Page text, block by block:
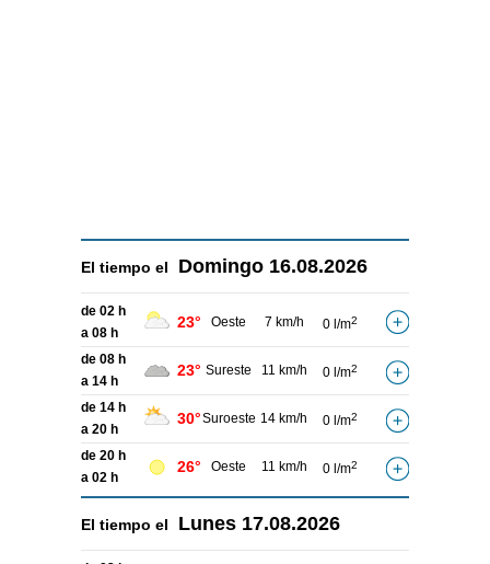
El tiempo el Domingo 16.08.2026
de 02 h
a 08 h
23° Oeste 7 km/h 0 l/m2
de 08 h
a 14 h
23° Sureste 11 km/h 0 l/m2
de 14 h
a 20 h
30°Suroeste 14 km/h 0 l/m2
de 20 h
a 02 h
26° Oeste 11 km/h 0 l/m2
El tiempo el Lunes 17.08.2026